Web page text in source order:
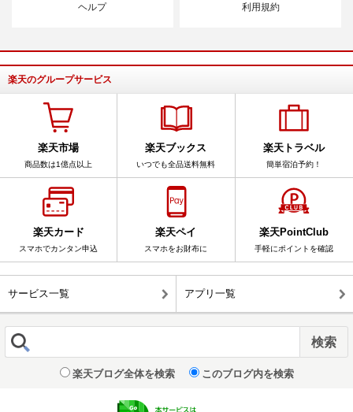
ヘルプ 利用規約
楽天のグループサービス
楽天市場
商品数は1億点以上
楽天ブックス
いつでも全品送料無料
楽天トラベル
簡単宿泊予約！
楽天カード
スマホでカンタン申込
楽天ペイ
スマホをお財布に
楽天PointClub
手軽にポイントを確認
サービス一覧 アプリ一覧
楽天ブログ全体を検索 このブログ内を検索